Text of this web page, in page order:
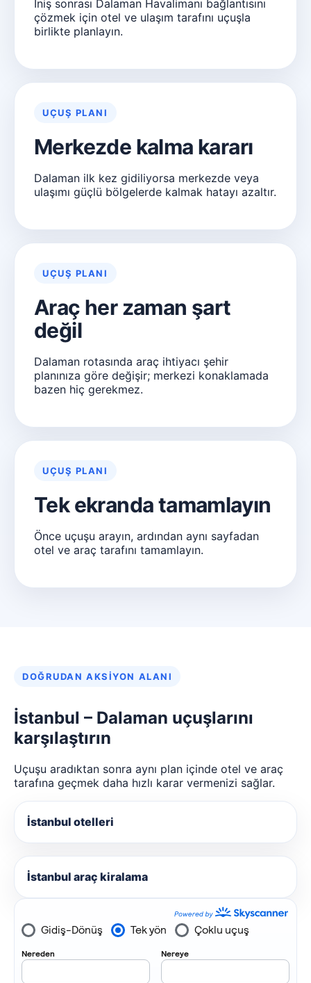
İniş sonrası Dalaman Havalimanı bağlantısını
çözmek için otel ve ulaşım tarafını uçuşla
birlikte planlayın.
UÇUŞ PLANI
Merkezde kalma kararı
Dalaman ilk kez gidiliyorsa merkezde veya
ulaşımı güçlü bölgelerde kalmak hatayı azaltır.
UÇUŞ PLANI
Araç her zaman şart
değil
Dalaman rotasında araç ihtiyacı şehir
planınıza göre değişir; merkezi konaklamada
bazen hiç gerekmez.
UÇUŞ PLANI
Tek ekranda tamamlayın
Önce uçuşu arayın, ardından aynı sayfadan
otel ve araç tarafını tamamlayın.
DOĞRUDAN AKSIYON ALANI
İstanbul – Dalaman uçuşlarını
karşılaştırın
Uçuşu aradıktan sonra aynı plan içinde otel ve araç
tarafına geçmek daha hızlı karar vermenizi sağlar.
İstanbul otelleri
İstanbul araç kiralama